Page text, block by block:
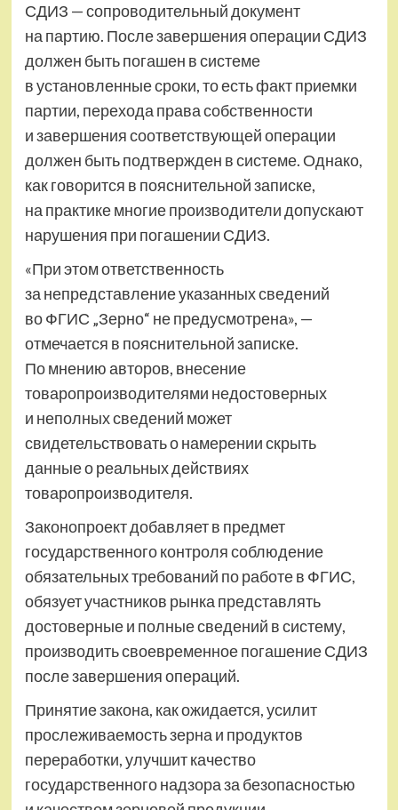
СДИЗ — сопроводительный документ
на партию. После завершения операции СДИЗ
должен быть погашен в системе
в установленные сроки, то есть факт приемки
партии, перехода права собственности
и завершения соответствующей операции
должен быть подтвержден в системе. Однако,
как говорится в пояснительной записке,
на практике многие производители допускают
нарушения при погашении СДИЗ.
«При этом ответственность
за непредставление указанных сведений
во ФГИС „Зерно“ не предусмотрена», —
отмечается в пояснительной записке.
По мнению авторов, внесение
товаропроизводителями недостоверных
и неполных сведений может
свидетельствовать о намерении скрыть
данные о реальных действиях
товаропроизводителя.
Законопроект добавляет в предмет
государственного контроля соблюдение
обязательных требований по работе в ФГИС,
обязует участников рынка представлять
достоверные и полные сведений в систему,
производить своевременное погашение СДИЗ
после завершения операций.
Принятие закона, как ожидается, усилит
прослеживаемость зерна и продуктов
переработки, улучшит качество
государственного надзора за безопасностью